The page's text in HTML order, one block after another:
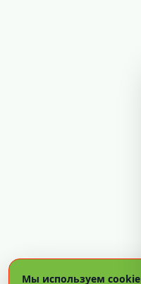
Мы используем cookie